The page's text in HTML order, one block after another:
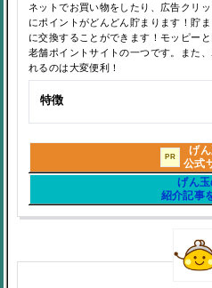
ネットでお買い物をしたり、広告クリ
にポイントがどんどん貯まります！貯
に交換することができます！モッピー
老舗ポイントサイトの一つです。また
れるのは大変便利！
特徴
PR
げ
公式
げん玉
紹介記事